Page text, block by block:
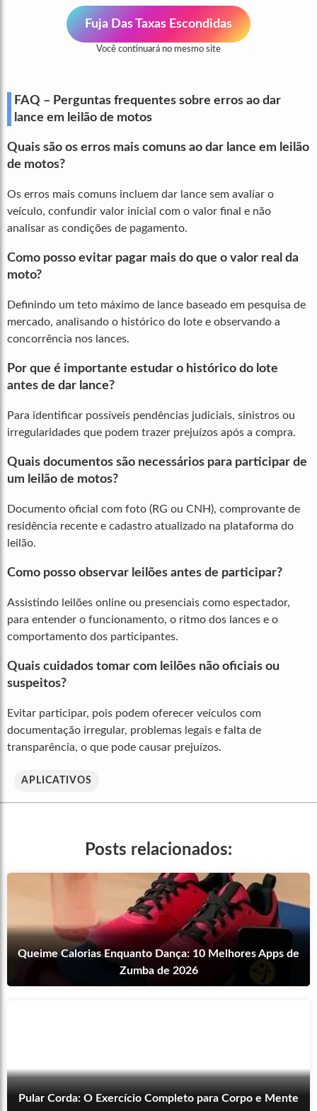
Fuja Das Taxas Escondidas
Você continuará no mesmo site
FAQ – Perguntas frequentes sobre erros ao dar
lance em leilão de motos
Quais são os erros mais comuns ao dar lance em leilão
de motos?
Os erros mais comuns incluem dar lance sem avaliar o
veículo, confundir valor inicial com o valor final e não
analisar as condições de pagamento.
Como posso evitar pagar mais do que o valor real da
moto?
Definindo um teto máximo de lance baseado em pesquisa de
mercado, analisando o histórico do lote e observando a
concorrência nos lances.
Por que é importante estudar o histórico do lote
antes de dar lance?
Para identificar possíveis pendências judiciais, sinistros ou
irregularidades que podem trazer prejuízos após a compra.
Quais documentos são necessários para participar de
um leilão de motos?
Documento oficial com foto (RG ou CNH), comprovante de
residência recente e cadastro atualizado na plataforma do
leilão.
Como posso observar leilões antes de participar?
Assistindo leilões online ou presenciais como espectador,
para entender o funcionamento, o ritmo dos lances e o
comportamento dos participantes.
Quais cuidados tomar com leilões não oficiais ou
suspeitos?
Evitar participar, pois podem oferecer veículos com
documentação irregular, problemas legais e falta de
transparência, o que pode causar prejuízos.
APLICATIVOS
Posts relacionados:
Queime Calorias Enquanto Dança: 10 Melhores Apps de
Zumba de 2026
Pular Corda: O Exercício Completo para Corpo e Mente